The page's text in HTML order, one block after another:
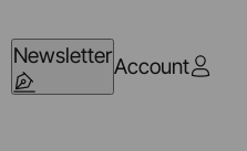
NewsletterAccount